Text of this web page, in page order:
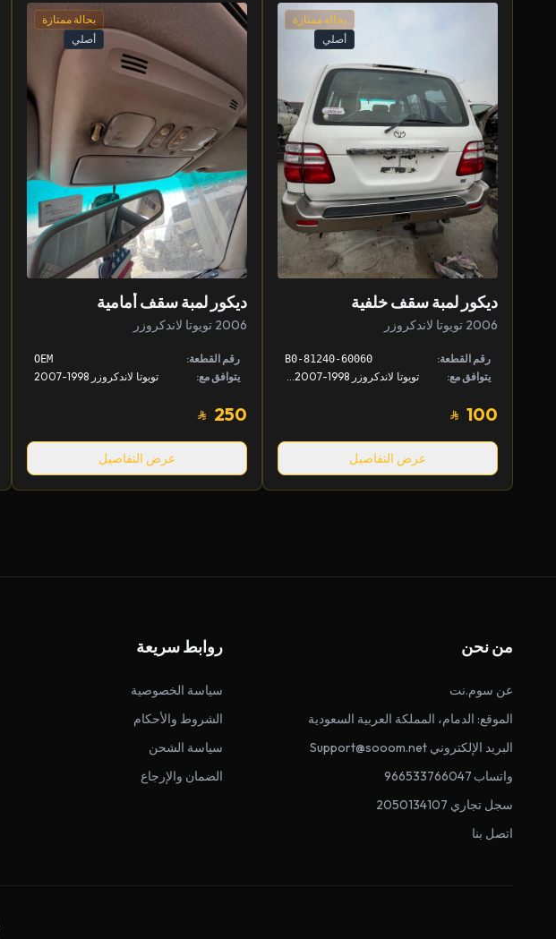
بحالة ممتازة
أصلي
ديكور لمبة سقف خلفية
2006 تويوتا لاندكروزر
رقم القطعة: 81240-60060-B0
يتوافق مع:
100
عرض التفاصيل
بحالة ممتازة
أصلي
ديكور لمبة سقف أمامية
2006 تويوتا لاندكروزر
رقم القطعة: OEM
يتوافق مع: تويوتا لاندكروزر 1998-2007
250
عرض التفاصيل
من نحن
عن سوم.نت
الموقع: الدمام، المملكة العربية السعودية
البريد الإلكتروني Support@sooom.net
واتساب 966533766047
سجل تجاري 2050134107
اتصل بنا
روابط سريعة
سياسة الخصوصية
الشروط والأحكام
سياسة الشحن
الضمان والإرجاع